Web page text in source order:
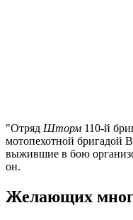
"Отряд Шторм 110-й
мотопехотной бригадой
выжившие в бою
он.
Желающих